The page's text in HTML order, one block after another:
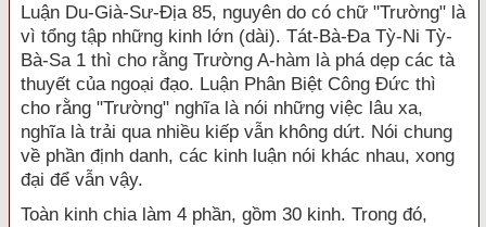
Luận Du-Già-Sư-Địa 85, nguyên do có chữ "Trường" là
vì tổng tập những kinh lớn (dài). Tát-Bà-Đa Tỳ-Ni Tỳ-
Bà-Sa 1 thì cho rằng Trường A-hàm là phá dẹp các tà
thuyết của ngoại đạo. Luận Phân Biệt Công Đức thì
cho rằng "Trường" nghĩa là nói những việc lâu xa,
nghĩa là trải qua nhiều kiếp vẫn không dứt. Nói chung
về phần định danh, các kinh luận nói khác nhau, xong
đại để vẫn vậy.
Toàn kinh chia làm 4 phần, gồm 30 kinh. Trong đó,